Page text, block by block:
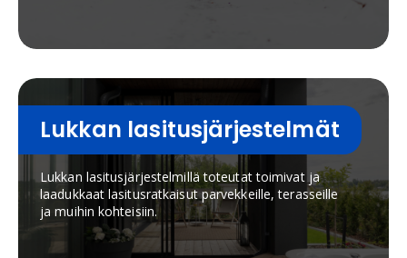
Lukkan lasitusjärjestelmät
Lukkan lasitusjärjestelmillä toteutat toimivat ja
laadukkaat lasitusratkaisut parvekkeille, terasseille
ja muihin kohteisiin.